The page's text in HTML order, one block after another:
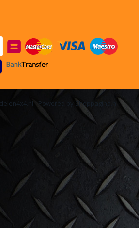
- Powered by Shoppagina.nl